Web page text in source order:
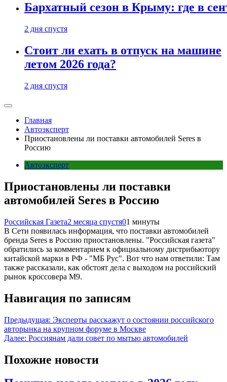
Бархатный сезон в Крыму: где в
2 дня спустя
Стоит ли ехать в отпуск на машине
летом 2026 года?
2 дня спустя
Главная
Автоэксперт
Приостановлены ли поставки автомобилей Seres в
Россию
Автоэксперт
Приостановлены ли поставки
автомобилей Seres в Россию
Российская Газета2 месяца спустя01 минуты
В Сети появилась информация, что поставки автомобилей
бренда Seres в Россию приостановлены. "Российская газета"
обратились за комментарием к официальному дистрибьютору
китайской марки в РФ - "МБ Рус". Вот что нам ответили: Там
также рассказали, как обстоят дела с выходом на российский
рынок кроссовера M9.
Навигация по записям
Предыдущая: Эксперты расскажут о состоянии российского
авторынка на крупном форуме в Москве
Далее: Россиянам дали совет по мытью автомобилей
Похожие новости